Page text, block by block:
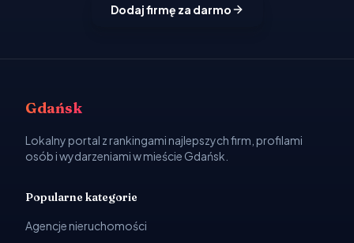
Dodaj firmę za darmo
Gdańsk
Lokalny portal z rankingami najlepszych firm, profilami
osób i wydarzeniami w mieście Gdańsk.
Popularne kategorie
Agencje nieruchomości